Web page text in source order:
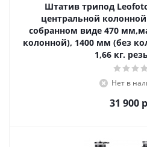
Штатив трипод Leofoto
центральной колонной
собранном виде 470
колонной), 1400 мм (без
1,66 кг.
Нет в
31 900